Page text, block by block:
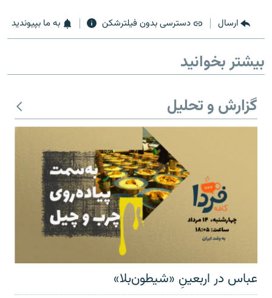
ارسال دسترسی بدون فیلترشکن به ما بپیوندید
بیشتر بخوانید
گزارش و تحلیل
عباس در اربعینِ «شیطون‌بلا»